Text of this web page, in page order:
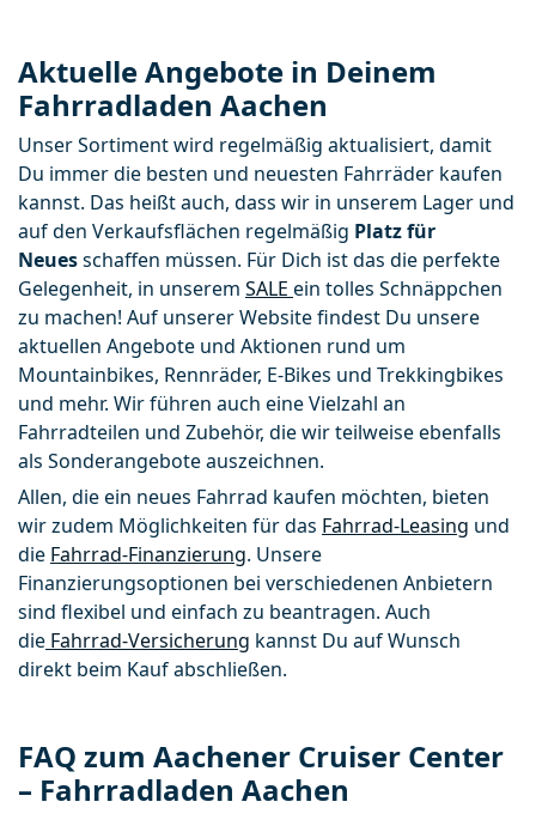
Aktuelle Angebote in Deinem
Fahrradladen Aachen
Unser Sortiment wird regelmäßig aktualisiert, damit
Du immer die besten und neuesten Fahrräder kaufen
kannst. Das heißt auch, dass wir in unserem Lager und
auf den Verkaufsflächen regelmäßig Platz für
Neues schaffen müssen. Für Dich ist das die perfekte
Gelegenheit, in unserem SALE ein tolles Schnäppchen
zu machen! Auf unserer Website findest Du unsere
aktuellen Angebote und Aktionen rund um
Mountainbikes, Rennräder, E-Bikes und Trekkingbikes
und mehr. Wir führen auch eine Vielzahl an
Fahrradteilen und Zubehör, die wir teilweise ebenfalls
als Sonderangebote auszeichnen.
Allen, die ein neues Fahrrad kaufen möchten, bieten
wir zudem Möglichkeiten für das Fahrrad-Leasing und
die Fahrrad-Finanzierung. Unsere
Finanzierungsoptionen bei verschiedenen Anbietern
sind flexibel und einfach zu beantragen. Auch
die Fahrrad-Versicherung kannst Du auf Wunsch
direkt beim Kauf abschließen.
FAQ zum Aachener Cruiser Center
– Fahrradladen Aachen